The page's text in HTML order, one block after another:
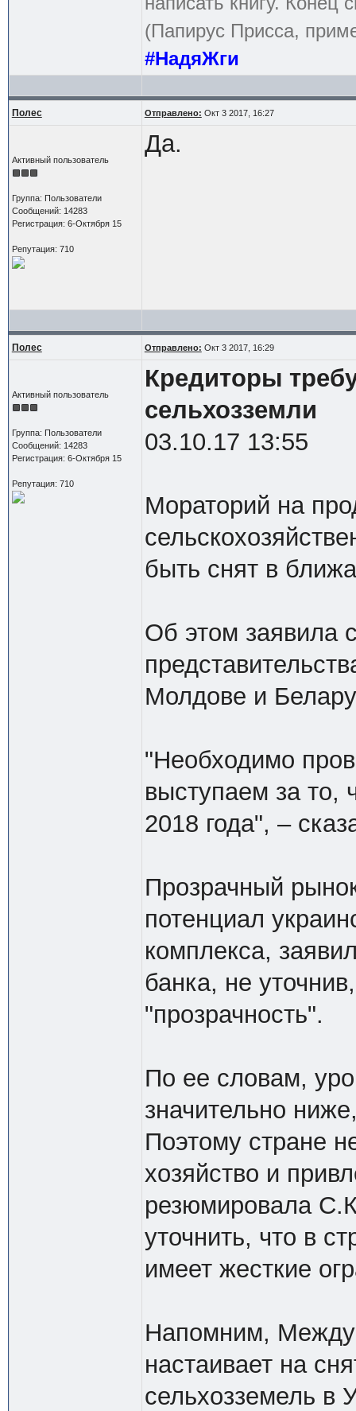
(Папирус Присса,
#НадяЖги
Полес Отправлено: Окт 3 2017, 16:27
Активный пользователь
Группа: Пользователи
Сообщений: 14283
Регистрация: 6-Октября 15
Репутация: 710
Да.
Полес Отправлено: Окт 3 2017, 16:29
Активный пользователь
Группа: Пользователи
Сообщений: 14283
Регистрация: 6-Октября 15
Репутация: 710
Кредиторы
сельхозземли
03.10.17 13:55
Мораторий на
быть снят в
Об этом заявила
Молдове и
"Необходимо
выступаем за то,
2018 года", –
Прозрачный
потенциал
комплекса,
банка, не
"прозрачность".
По ее словам,
значительно
Поэтому стране
хозяйство и
резюмировала
уточнить, что в
имеет жесткие
Напомним,
настаивает на
сельхозземель в